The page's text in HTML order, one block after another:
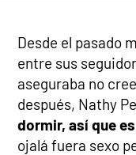
Desde el pasado
entre sus
aseguraba no
después, Nathy
dormir, así que
ojalá fuera sexo